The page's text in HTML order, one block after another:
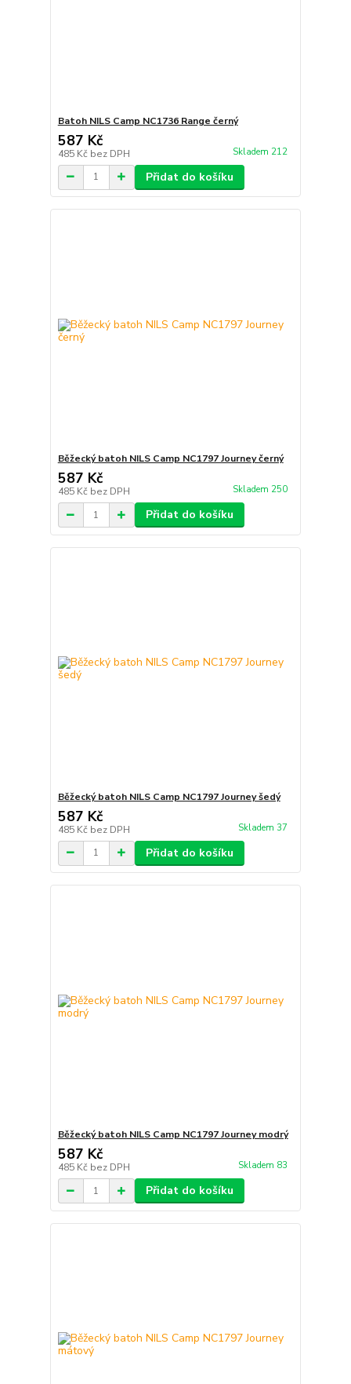
Batoh NILS Camp NC1736 Range černý
587 Kč
485 Kč bez DPH Skladem 212
Přidat do košíku
Běžecký batoh NILS Camp NC1797 Journey černý
587 Kč
485 Kč bez DPH Skladem 250
Přidat do košíku
Běžecký batoh NILS Camp NC1797 Journey šedý
587 Kč
485 Kč bez DPH Skladem 37
Přidat do košíku
Běžecký batoh NILS Camp NC1797 Journey modrý
587 Kč
485 Kč bez DPH Skladem 83
Přidat do košíku